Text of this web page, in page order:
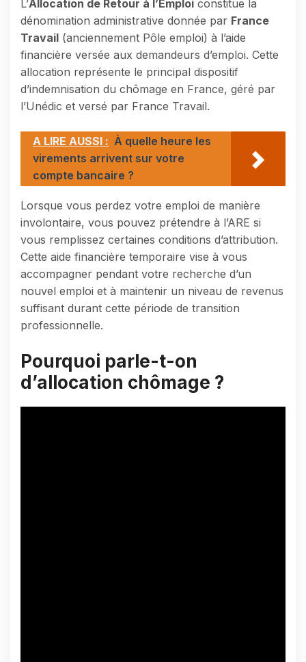
L’Allocation de Retour à l’Emploi constitue la
dénomination administrative donnée par France
Travail (anciennement Pôle emploi) à l’aide
financière versée aux demandeurs d’emploi. Cette
allocation représente le principal dispositif
d’indemnisation du chômage en France, géré par
l’Unédic et versé par France Travail.
A LIRE AUSSI : À quelle heure les
virements arrivent sur votre
compte bancaire ?
Lorsque vous perdez votre emploi de manière
involontaire, vous pouvez prétendre à l’ARE si
vous remplissez certaines conditions d’attribution.
Cette aide financière temporaire vise à vous
accompagner pendant votre recherche d’un
nouvel emploi et à maintenir un niveau de revenus
suffisant durant cette période de transition
professionnelle.
Pourquoi parle-t-on
d’allocation chômage ?